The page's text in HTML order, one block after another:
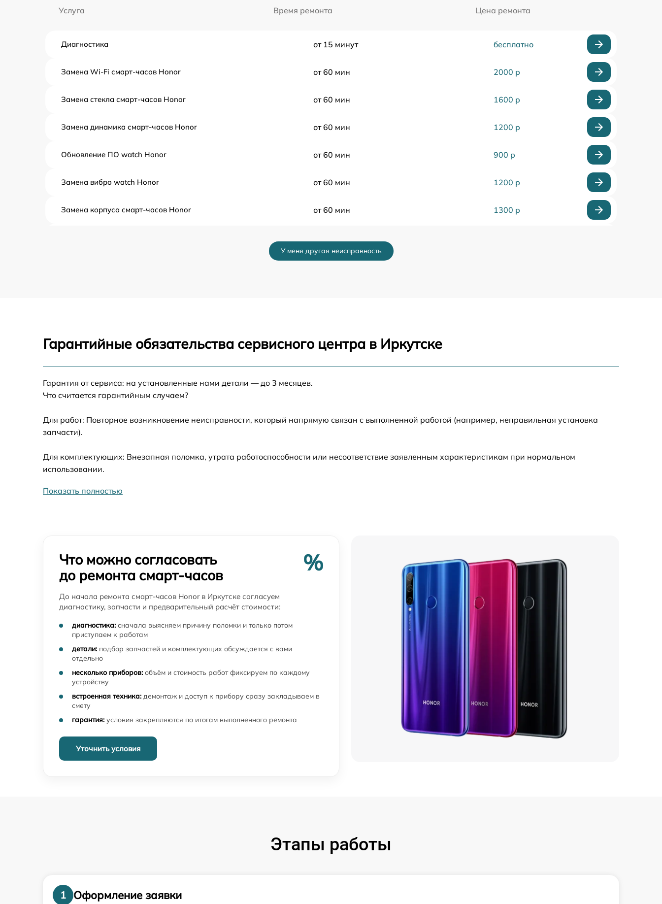
Услуга Время ремонта Цена ремонта
Диагностика от 15 минут бесплатно
Замена Wi-Fi смарт-часов Honor от 60 мин 2000 р
Замена стекла смарт-часов Honor от 60 мин 1600 р
Замена динамика смарт-часов Honor от 60 мин 1200 р
Обновление ПО watch Honor от 60 мин 900 р
Замена вибро watch Honor от 60 мин 1200 р
Замена корпуса смарт-часов Honor от 60 мин 1300 р
Замена кнопки включения watch Honor от 60 мин
У меня другая неисправность
Гарантийные обязательства сервисного центра в Иркутске
Гарантия от сервиса: на установленные нами детали — до 3 месяцев.
Что считается гарантийным случаем?
Для работ: Повторное возникновение неисправности, который напрямую связан с выполненной работой (например, неправильная установка
запчасти).
Для комплектующих: Внезапная поломка, утрата работоспособности или несоответствие заявленным характеристикам при нормальном
использовании.
Показать полностью
Что можно согласовать
до ремонта смарт-часов
%
До начала ремонта смарт-часов Honor в Иркутске согласуем
диагностику, запчасти и предварительный расчёт стоимости:
диагностика: сначала выясняем причину поломки и только потом
приступаем к работам
детали: подбор запчастей и комплектующих обсуждается с вами
отдельно
несколько приборов: объём и стоимость работ фиксируем по каждому
устройству
встроенная техника: демонтаж и доступ к прибору сразу закладываем в
смету
гарантия: условия закрепляются по итогам выполненного ремонта
Уточнить условия
Этапы работы
1 Оформление заявки